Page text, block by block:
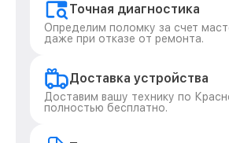
Точная диагностика
Определим поломку за счет
даже при отказе от ремонта.
Доставка устройства
Доставим вашу технику по
полностью бесплатно.